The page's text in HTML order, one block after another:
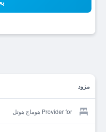
مزود
Provider for هوماج هوتل